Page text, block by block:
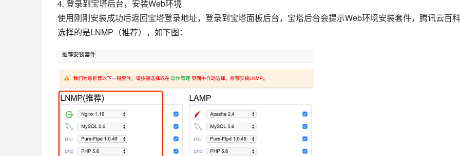
4. 登录到宝塔后台，安装Web环境
使用刚刚安装成功后返回宝塔登录地址，登录到宝塔面板后台，宝塔后台会提示Web环境安装套件，腾讯云百科
选择的是LNMP（推荐），如下图：